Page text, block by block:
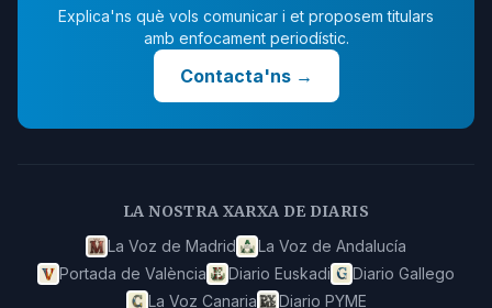
Explica'ns què vols comunicar i et proposem titulars
amb enfocament periodístic.
Contacta'ns→
LA NOSTRA XARXA DE DIARIS
La Voz de Madrid
La Voz de Andalucía
Portada de València
Diario Euskadi
Diario Gallego
La Voz Canaria
Diario PYME